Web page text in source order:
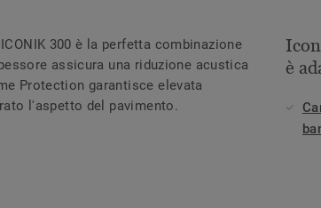
300 è la perfetta combinazione
assicura una riduzione acustica
Protection garantisce elevata
l'aspetto del pavimento.
è